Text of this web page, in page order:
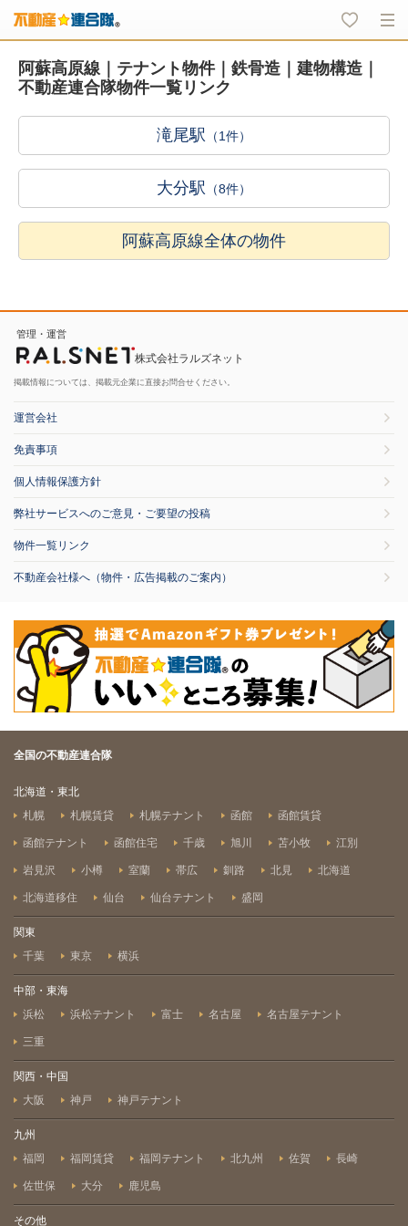
阿蘇高原線｜テナント物件｜鉄骨造｜建物構造｜
不動産連合隊物件一覧リンク
滝尾駅 （1件）
大分駅 （8件）
阿蘇高原線全体の物件
管理・運営
株式会社ラルズネット
掲載情報については、掲載元企業に直接お問合せください。
運営会社
免責事項
個人情報保護方針
弊社サービスへのご意見・ご要望の投稿
物件一覧リンク
不動産会社様へ（物件・広告掲載のご案内）
全国の不動産連合隊
北海道・東北
札幌
札幌賃貸 札幌テナント 函館 函館賃貸
函館テナント 函館住宅 千歳 旭川 苫小牧 江別
岩見沢 小樽 室蘭 帯広 釧路 北見 北海道
北海道移住 仙台 仙台テナント 盛岡
関東
千葉
東京 横浜
中部・東海
浜松
浜松テナント 富士 名古屋 名古屋テナント
三重
関西・中国
大阪
神戸 神戸テナント
九州
福岡
福岡賃貸 福岡テナント 北九州 佐賀 長崎
佐世保 大分 鹿児島
その他